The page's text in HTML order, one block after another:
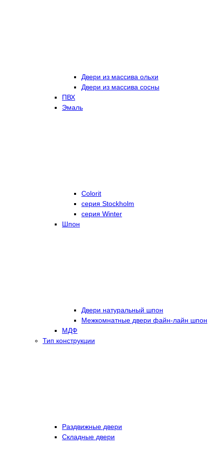
Двери из массива ольхи
Двери из массива сосны
ПВХ
Эмаль
Colorit
серия Stockholm
серия Winter
Шпон
Двери натуральный шпон
Межкомнатные двери файн-лайн шпон
МДФ
Тип конструкции
Раздвижные двери
Складные двери